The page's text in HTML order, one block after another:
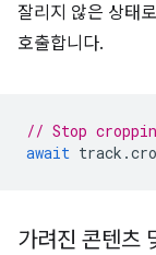
잘리지 않은 상태
호출합니다.
// Stop
await track .
가려진 콘텐츠